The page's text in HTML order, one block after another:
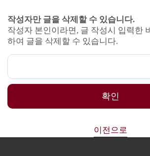
작성자만 글을 삭제할 수 있습니다.
작성자 본인이라면, 글 작성시 입력한
하여 글을 삭제할 수 있습니다.
확인
이전으로